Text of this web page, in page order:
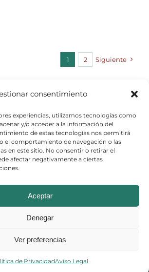
consentimiento
experiencias, utilizamos tecnologías como
y/o acceder a la información del
de estas tecnologías nos permitirá
el comportamiento de navegación o las
en este sitio. No consentir o retirar el
afectar negativamente a ciertas
Aceptar
Denegar
Ver preferencias
de PrivacidadAviso Legal
1 2 Siguiente
© Copyright 2026
Política de Cookies
de Privacidad